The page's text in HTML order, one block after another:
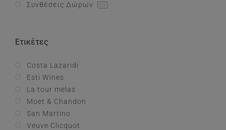
Συνθέσεις Δώρων 33
Ετικέτες
Costa Lazaridi
Esti Wines
La tour melas
Moet & Chandon
San Martino
Veuve Clicquot